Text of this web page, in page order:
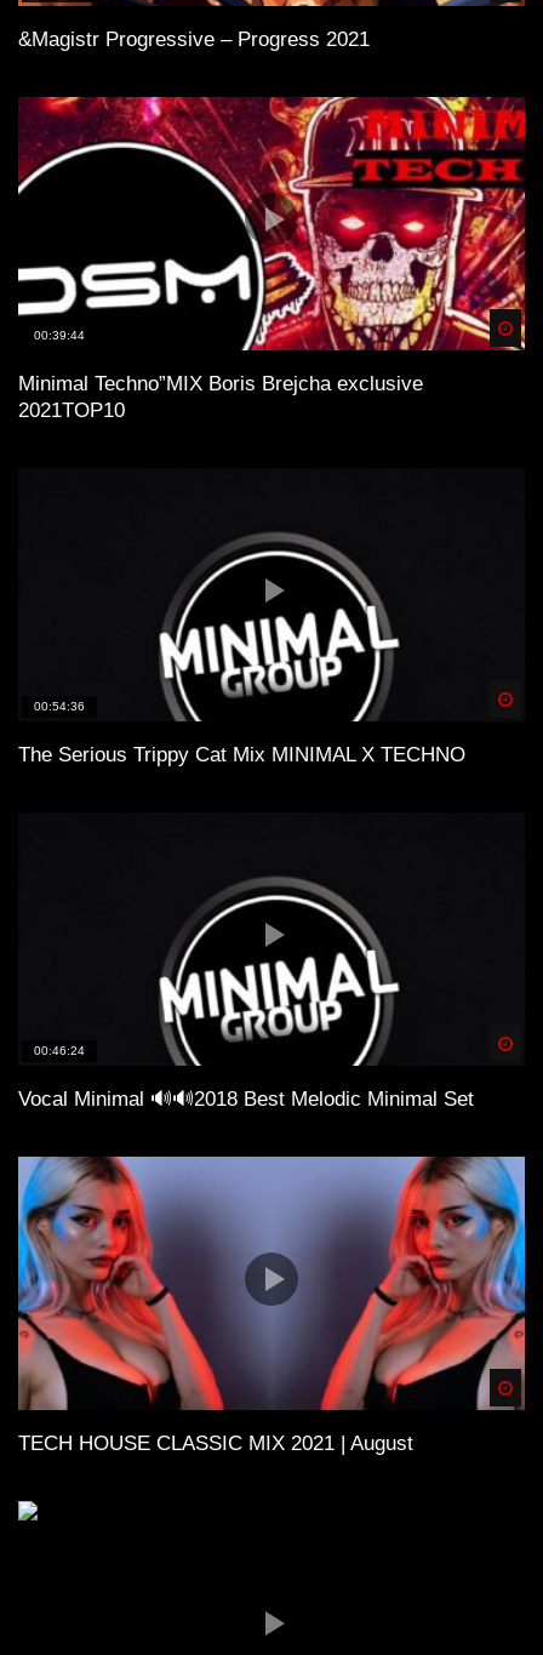
&Magistr Progressive – Progress 2021
00:39:44
Minimal Technо”MIX Boris Brejcha exclusive
2021TOP10
00:54:36
The Serious Trippy Cat Mix MINIMAL X TECHNO
00:46:24
Vocal Minimal 🔊🔊2018 Best Melodic Minimal Set
TECH HOUSE CLASSIC MIX 2021 | August